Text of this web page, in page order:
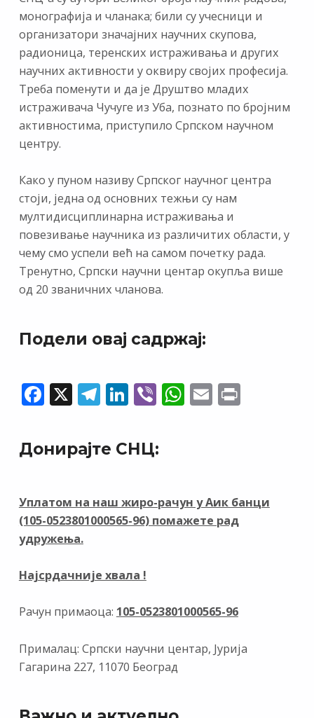
монографија и чланака; били су учесници и
организатори значајних научних скупова,
радионица, теренских истраживања и других
научних активности у оквиру својих професија.
Треба поменути и да је Друштво младих
истраживача Чучуге из Уба, познато по бројним
активностима, приступило Српском научном
центру.
Како у пуном називу Српског научног центра
стоји, једна од основних тежњи су нам
мултидисциплинарна истраживања и
повезивање научника из различитих области, у
чему смо успели већ на самом почетку рада.
Тренутно, Српски научни центар окупља више
од 20 званичних чланова.
Подели овај садржај:
F
e
b
o
k
X T
e
gr
m
Li
k
e
n
Vi
er
W
p
p
E Pr
Донирајте СНЦ:
Уплатом на наш жиро-рачун у Аик банци
(105-0523801000565-96) помажете рад
удружења.
Најсрдачније хвала !
Рачун примаоца: 105-0523801000565-96
Прималац: Српски научни центар, Јурија
Гагарина 227, 11070 Београд